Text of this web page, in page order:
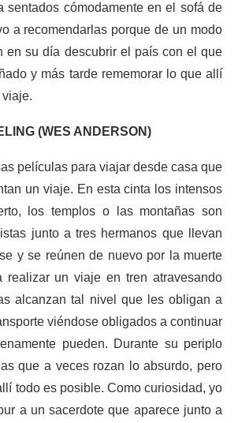
sentados cómodamente en el sofá de
a recomendarlas porque de un modo
en su día descubrir el país con el que
y más tarde rememorar lo que allí
(WES ANDERSON)
películas para viajar desde casa que
un viaje. En esta cinta los intensos
los templos o las montañas son
junto a tres hermanos que llevan
y se reúnen de nuevo por la muerte
realizar un viaje en tren atravesando
alcanzan tal nivel que les obligan a
viéndose obligados a continuar
pueden. Durante su periplo
que a veces rozan lo absurdo, pero
todo es posible. Como curiosidad, yo
a un sacerdote que aparece junto a